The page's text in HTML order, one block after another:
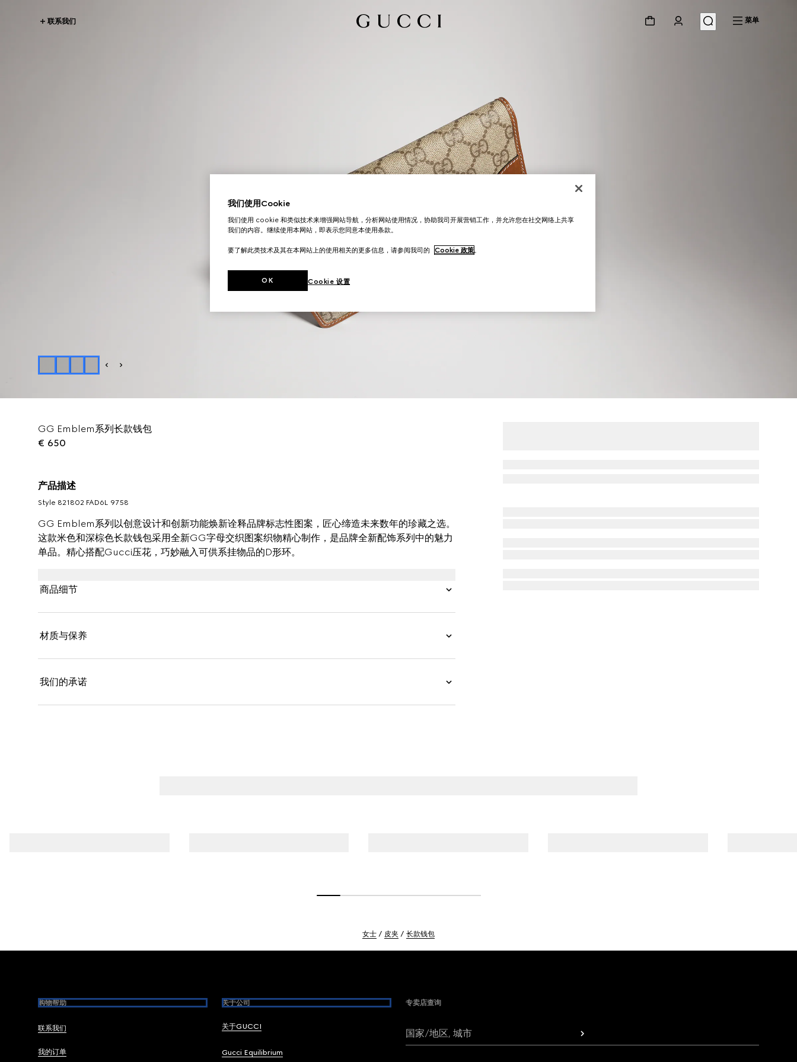
联系我们 菜单
GG Emblem系列长款钱包
€ 650
产品描述
Style ‎821802 FAD6L 9758
GG Emblem系列以创意设计和创新功能焕新诠释品牌标志性图案，匠心缔造未来数年的珍藏之选。
这款米色和深棕色长款钱包采用全新GG字母交织图案织物精心制作，是品牌全新配饰系列中的魅力
单品。精心搭配Gucci压花，巧妙融入可供系挂物品的D形环。
商品细节
材质与保养
我们的承诺
女士 皮夹 长款钱包
购物帮助
联系我们
我的订单
关于公司
关于GUCCI
Gucci Equilibrium
专卖店查询
国家/地区, 城市
我们使用Cookie
我们使用 cookie 和类似技术来增强网站导航，分析网站使用情况，协助我司开展营销工作，并允许您在社交网络上共享
我们的内容。继续使用本网站，即表示您同意本使用条款。
要了解此类技术及其在本网站上的使用相关的更多信息，请参阅我司的 Cookie 政策。
Cookie 设置
OK